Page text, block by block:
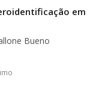
em
Bueno